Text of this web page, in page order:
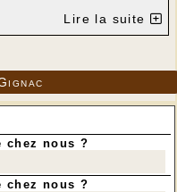
Inauguration (images
toit, premiers tours des
Compte-rendu
sur facebook
Lire la suite
chez nous ?
chez nous ?